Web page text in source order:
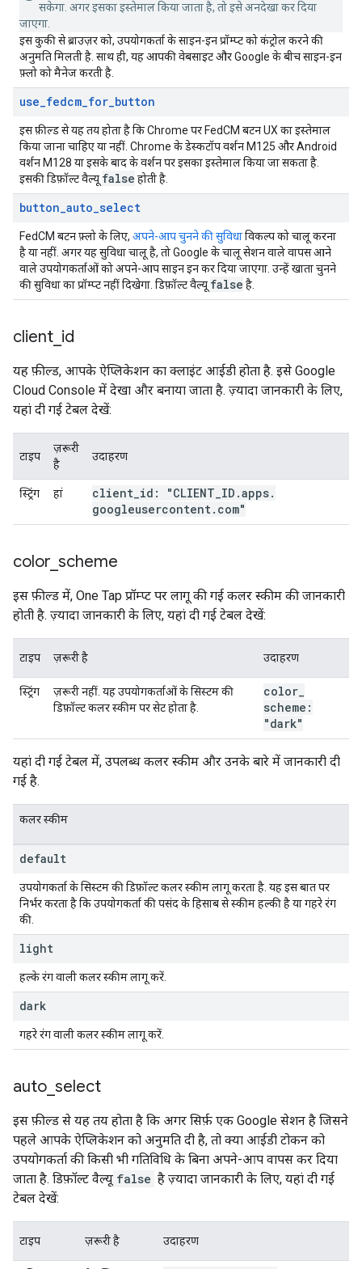
सकेगा. अगर इसका इस्तेमाल किया जाता है, तो इसे अनदेखा कर दिया
जाएगा.
इस कुकी से ब्राउज़र को, उपयोगकर्ता के साइन-इन प्रॉम्प्ट को कंट्रोल करने की
अनुमति मिलती है. साथ ही, यह आपकी वेबसाइट और Google के बीच साइन-इन
फ़्लो को मैनेज करती है.
use_fedcm_for_button
इस फ़ील्ड से यह तय होता है कि Chrome पर FedCM बटन UX का इस्तेमाल
किया जाना चाहिए या नहीं. Chrome के डेस्कटॉप वर्शन M125 और Android
वर्शन M128 या इसके बाद के वर्शन पर इसका इस्तेमाल किया जा सकता है.
इसकी डिफ़ॉल्ट वैल्यू false होती है.
button_auto_select
FedCM बटन फ़्लो के लिए, अपने-आप चुनने की सुविधाविकल्प को चालू करना
है या नहीं. अगर यह सुविधा चालू है, तो Google के चालू सेशन वाले वापस आने
वाले उपयोगकर्ताओं को अपने-आप साइन इन कर दिया जाएगा. उन्हें खाता चुनने
की सुविधा का प्रॉम्प्ट नहीं दिखेगा. डिफ़ॉल्ट वैल्यू false है.
client id
यह फ़ील्ड, आपके ऐप्लिकेशन का क्लाइंट आईडी होता है. इसे Google
Cloud Console में देखा और बनाया जाता है. ज़्यादा जानकारी के लिए,
यहां दी गई टेबल देखें:
टाइप
ज़रूरी
है
उदाहरण
स्ट्रिंग हां client id: "CLIENT ID .apps.
googleusercontent. com"
color scheme
इस फ़ील्ड में, One Tap प्रॉम्प्ट पर लागू की गई कलर स्कीम की जानकारी
होती है. ज़्यादा जानकारी के लिए, यहां दी गई टेबल देखें:
टाइप ज़रूरी है उदाहरण
स्ट्रिंग
ज़रूरी नहीं. यह उपयोगकर्ताओं के सिस्टम की
डिफ़ॉल्ट कलर स्कीम पर सेट होता है.
color
scheme:
"dark"
यहां दी गई टेबल में, उपलब्ध कलर स्कीम और उनके बारे में जानकारी दी
गई है.
कलर स्कीम
default
उपयोगकर्ता के सिस्टम की डिफ़ॉल्ट कलर स्कीम लागू करता है. यह इस बात पर
निर्भर करता है कि उपयोगकर्ता की पसंद के हिसाब से स्कीम हल्की है या गहरे रंग
की.
light
हल्के रंग वाली कलर स्कीम लागू करें.
dark
गहरे रंग वाली कलर स्कीम लागू करें.
auto select
इस फ़ील्ड से यह तय होता है कि अगर सिर्फ़ एक Google सेशन है जिसने
पहले आपके ऐप्लिकेशन को अनुमति दी है, तो क्या आईडी टोकन को
उपयोगकर्ता की किसी भी गतिविधि के बिना अपने-आप वापस कर दिया
जाता है. डिफ़ॉल्ट वैल्यू false है ज़्यादा जानकारी के लिए, यहां दी गई
टेबल देखें:
टाइप ज़रूरी है उदाहरण